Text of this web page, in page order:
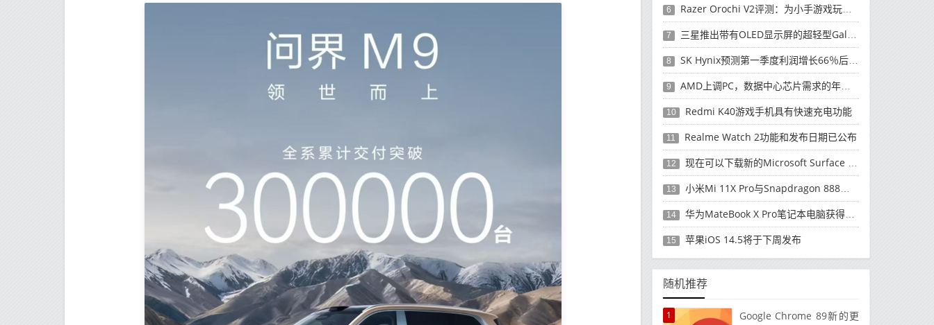
6 Razer Orochi V2评测：为小手游戏玩家设计的鼠标
7 三星推出带有OLED显示屏的超轻型Galaxy Book Pro和Galaxy Book Pro 360笔记本电脑
8 SK Hynix预测第一季度利润增长66％后，对芯片的需求将增强
9 AMD上调PC，数据中心芯片需求的年度收入预测
10 Redmi K40游戏手机具有快速充电功能
11 Realme Watch 2功能和发布日期已公布
12 现在可以下载新的Microsoft Surface Duo更新
13 小米Mi 11X Pro与Snapdragon 888处理器一起发布
14 华为MateBook X Pro笔记本电脑获得全新升级
15 苹果iOS 14.5将于下周发布
随机推荐
1
Google Chrome 89新的更